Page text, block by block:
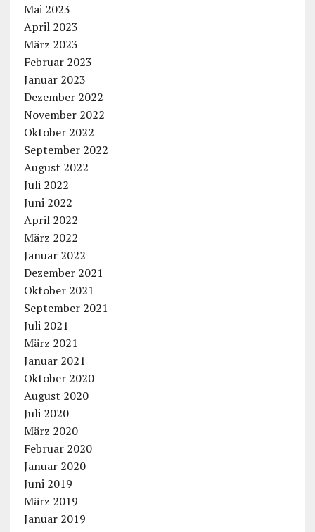
Mai 2023
April 2023
März 2023
Februar 2023
Januar 2023
Dezember 2022
November 2022
Oktober 2022
September 2022
August 2022
Juli 2022
Juni 2022
April 2022
März 2022
Januar 2022
Dezember 2021
Oktober 2021
September 2021
Juli 2021
März 2021
Januar 2021
Oktober 2020
August 2020
Juli 2020
März 2020
Februar 2020
Januar 2020
Juni 2019
März 2019
Januar 2019